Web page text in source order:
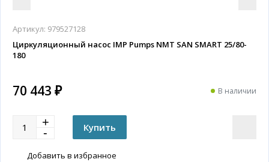
Артикул: 979527128
Циркуляционный насос IMP Pumps NMT SAN SMART 25/80-
180
70 443 ₽ В наличии
Добавить в избранное